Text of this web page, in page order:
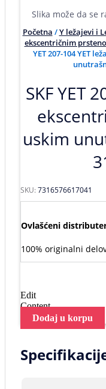
Slika može da se
Početna /Y ležajevi i
ekscentričnim
YET 207-104 YET
SKF YET
uskim
SKU:7316576617041
Ovlašćeni
100% originalni
Edit
Content
Dodaj u korpu